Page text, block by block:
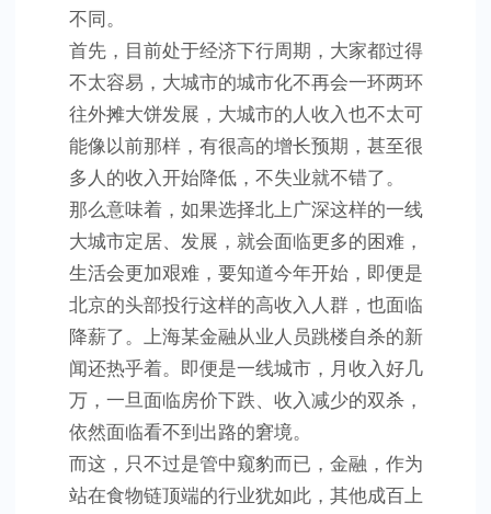
不同。
首先，目前处于经济下行周期，大家都过得
不太容易，大城市的城市化不再会一环两环
往外摊大饼发展，大城市的人收入也不太可
能像以前那样，有很高的增长预期，甚至很
多人的收入开始降低，不失业就不错了。
那么意味着，如果选择北上广深这样的一线
大城市定居、发展，就会面临更多的困难，
生活会更加艰难，要知道今年开始，即便是
北京的头部投行这样的高收入人群，也面临
降薪了。上海某金融从业人员跳楼自杀的新
闻还热乎着。即便是一线城市，月收入好几
万，一旦面临房价下跌、收入减少的双杀，
依然面临看不到出路的窘境。
而这，只不过是管中窥豹而已，金融，作为
站在食物链顶端的行业犹如此，其他成百上